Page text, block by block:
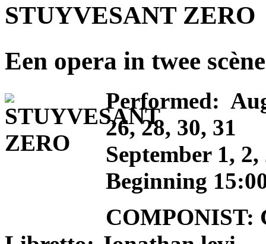
STUYVESANT ZERO
Een opera in twee
Performed:
26, 28, 30, 31
September 1, 2,
Beginning
COMPONIST: